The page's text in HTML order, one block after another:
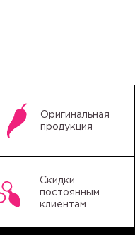
Оригинальная
продукция
Скидки
постоянным
клиентам